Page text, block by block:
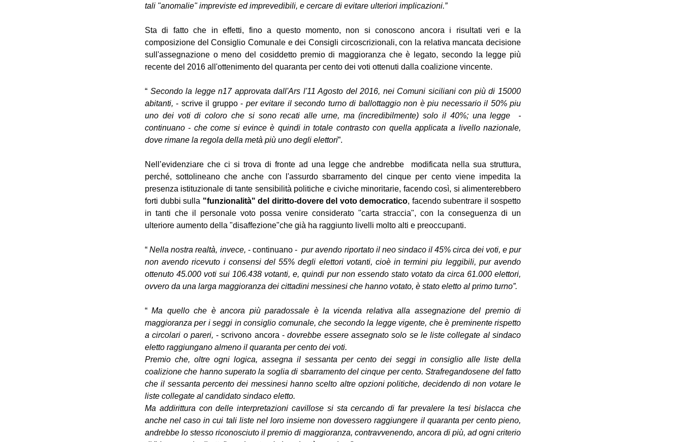
tali "anomalie" impreviste ed imprevedibili, e cercare di evitare ulteriori implicazioni.”
Sta di fatto che in effetti, fino a questo momento, non si conoscono ancora i risultati veri e la
composizione del Consiglio Comunale e dei Consigli circoscrizionali, con la relativa mancata decisione
sull'assegnazione o meno del cosiddetto premio di maggioranza che è legato, secondo la legge più
recente del 2016 all'ottenimento del quaranta per cento dei voti ottenuti dalla coalizione vincente.
“ Secondo la legge n17 approvata dall'Ars l'11 Agosto del 2016, nei Comuni siciliani con più di 15000
abitanti, - scrive il gruppo - per evitare il secondo turno di ballottaggio non è piu necessario il 50% piu
uno dei voti di coloro che si sono recati alle urne, ma (incredibilmente) solo il 40%; una legge  -
continuano - che come si evince è quindi in totale contrasto con quella applicata a livello nazionale,
dove rimane la regola della metà più uno degli elettori”.
Nell’evidenziare che ci si trova di fronte ad una legge che andrebbe  modificata nella sua struttura,
perché, sottolineano che anche con l'assurdo sbarramento del cinque per cento viene impedita la
presenza istituzionale di tante sensibilità politiche e civiche minoritarie, facendo così, si alimenterebbero
forti dubbi sulla "funzionalità" del diritto-dovere del voto democratico, facendo subentrare il sospetto
in tanti che il personale voto possa venire considerato "carta straccia", con la conseguenza di un
ulteriore aumento della "disaffezione"che già ha raggiunto livelli molto alti e preoccupanti.
“ Nella nostra realtà, invece, - continuano - pur avendo riportato il neo sindaco il 45% circa dei voti, e pur
non avendo ricevuto i consensi del 55% degli elettori votanti, cioè in termini piu leggibili, pur avendo
ottenuto 45.000 voti sui 106.438 votanti, e, quindi pur non essendo stato votato da circa 61.000 elettori,
ovvero da una larga maggioranza dei cittadini messinesi che hanno votato, è stato eletto al primo turno”.
“ Ma quello che è ancora più paradossale è la vicenda relativa alla assegnazione del premio di
maggioranza per i seggi in consiglio comunale, che secondo la legge vigente, che è preminente rispetto
a circolari o pareri, - scrivono ancora - dovrebbe essere assegnato solo se le liste collegate al sindaco
eletto raggiungano almeno il quaranta per cento dei voti.
Premio che, oltre ogni logica, assegna il sessanta per cento dei seggi in consiglio alle liste della
coalizione che hanno superato la soglia di sbarramento del cinque per cento. Strafregandosene del fatto
che il sessanta percento dei messinesi hanno scelto altre opzioni politiche, decidendo di non votare le
liste collegate al candidato sindaco eletto.
Ma addirittura con delle interpretazioni cavillose si sta cercando di far prevalere la tesi bislacca che
anche nel caso in cui tali liste nel loro insieme non dovessero raggiungere il quaranta per cento pieno,
andrebbe lo stesso riconosciuto il premio di maggioranza, contravvenendo, ancora di più, ad ogni criterio